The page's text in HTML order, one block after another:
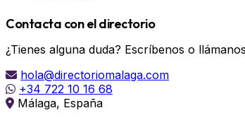
Contacta con el directorio
¿Tienes alguna duda? Escríbenos o
hola@directoriomalaga.com
+34 722 10 16 68
Málaga, España